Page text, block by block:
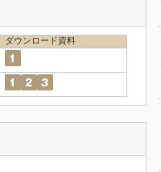
ダウンロード資料